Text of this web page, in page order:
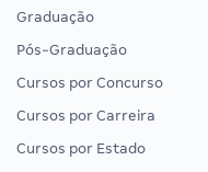
Graduação
Pós-Graduação
Cursos por Concurso
Cursos por Carreira
Cursos por Estado